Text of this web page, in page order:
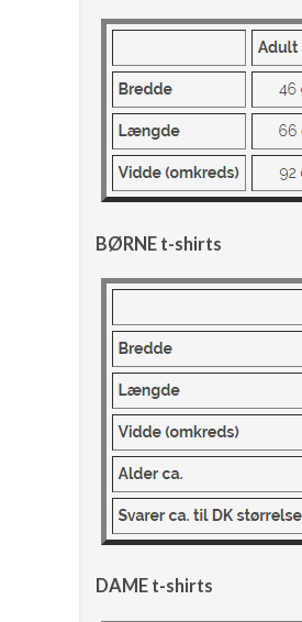
BØRNE t-shirts
DAME t-shirts